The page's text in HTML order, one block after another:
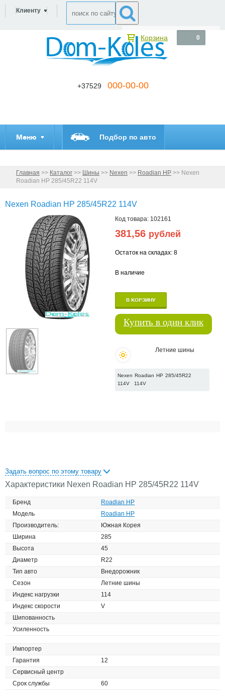
Клиенту
Корзина 0
+37529 000-00-00
Меню Подбор по авто
Главная >> Каталог >> Шины >> Nexen >> Roadian HP >> Nexen
Roadian HP 285/45R22 114V
Nexen Roadian HP 285/45R22 114V
Код товара: 102161
381,56 рублей
Остаток на складах: 8
В наличие
В КОРЗИНУ
Купить в один клик
Летние шины
Nexen Roadian HP 285/45R22
114V
114V
Задать вопрос по этому товару
Характеристики Nexen Roadian HP 285/45R22 114V
Бренд
Roadian HP
Модель
Roadian HP
Производитель:
Южная Корея
Ширина
285
Высота
45
Диаметр
R22
Тип авто
Внедорожник
Сезон
Летние шины
Индекс нагрузки
114
Индекс скорости
V
Шипованность
Усиленность
Импортер
Гарантия
12
Сервисный центр
Срок службы
60